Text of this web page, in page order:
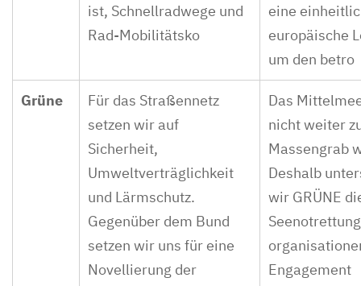
ist, Schnellradwege und
Rad-Mobilitätsko
eine
europäische
um den betro
Grüne
Für das Straßennetz
setzen wir auf
Sicherheit,
Umweltverträglichkeit
und Lärmschutz.
Gegenüber dem Bund
setzen wir uns für eine
Novellierung der
Das
nicht weiter
Massengrab
Deshalb
wir GRÜNE
Engagement